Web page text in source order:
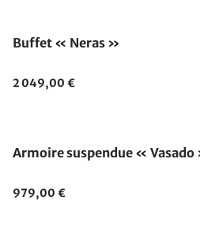
Buffet « Neras »
2 049,00 €
Armoire suspendue « Vasado
979,00 €